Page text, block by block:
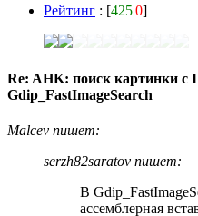
Рейтинг : [425|0]
Re: AHK: поиск картинки
Gdip_FastImageSearch
Malcev пишет:
serzh82saratov пишет:
В
ассемблерная